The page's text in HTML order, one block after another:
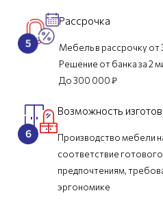
Рассрочка
Мебель в рассрочку от
Решение от банка за 2
До 300 000 ₽
Возможность
Производство мебели
соответствие
предпочтениям,
эргономике